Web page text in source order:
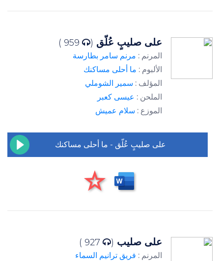
على صليبٍ عُلّق (
المرنم : مرنم سامر بطارسة
الألبوم : ما أحلى مساكنك
المؤلف : سمير الشوملي
الملحن : عيسى كعبر
الموزع : سلام عميش
على صليبٍ عُلّق - ما أحلى مساكنك
على صليب (
المرنم : فريق ترانيم السماء